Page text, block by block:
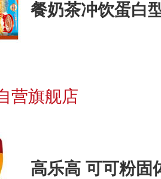
餐奶茶冲饮蛋白
营旗舰店
高乐高 可可粉固